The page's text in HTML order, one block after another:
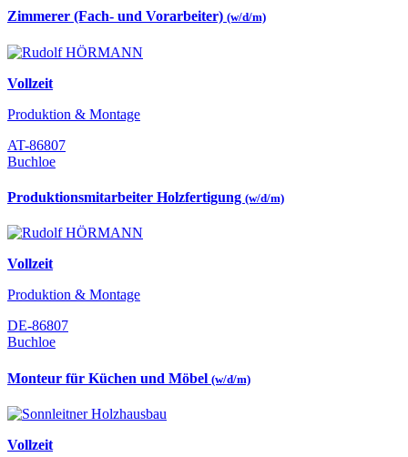
Zimmerer (Fach- und Vorarbeiter) (w/d/m)
Vollzeit
Produktion & Montage
AT-86807
Buchloe
Produktionsmitarbeiter Holzfertigung (w/d/m)
Vollzeit
Produktion & Montage
DE-86807
Buchloe
Monteur für Küchen und Möbel (w/d/m)
Vollzeit